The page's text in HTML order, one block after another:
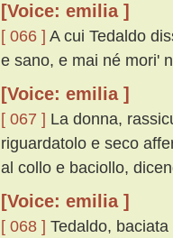
[Voice: emilia ]
[ 066 ] A cui Tedaldo
e sano, e mai né mori'
[Voice: emilia ]
[ 067 ] La donna,
riguardatolo e seco
al collo e baciollo,
[Voice: emilia ]
[ 068 ] Tedaldo,